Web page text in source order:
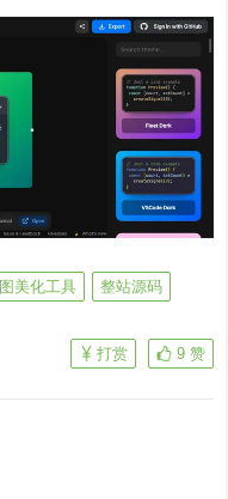
美化工具 整站源码
9 赞
打赏